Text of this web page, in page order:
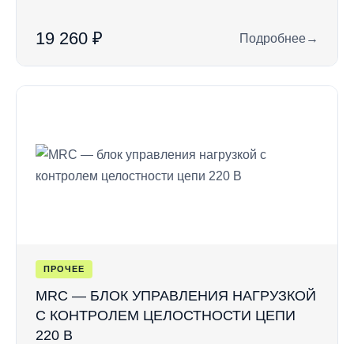
19 260 ₽ Подробнее
: Контроллер A1
→
ПРОЧЕЕ
MRC — БЛОК УПРАВЛЕНИЯ НАГРУЗКОЙ
С КОНТРОЛЕМ ЦЕЛОСТНОСТИ ЦЕПИ
220 В